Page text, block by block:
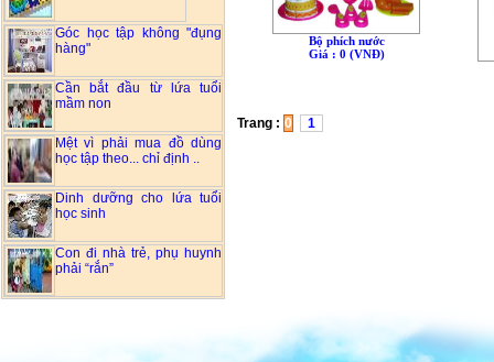
Góc học tập không "đụng
hàng"
Cần bắt đầu từ lứa tuổi
mầm non
Mệt vì phải mua đồ dùng
học tập theo... chỉ định ..
Dinh dưỡng cho lứa tuổi
học sinh
Con đi nhà trẻ, phụ huynh
phải “rắn”
Bộ phích nước
Giá : 0 (VNÐ)
Trang : 0 1